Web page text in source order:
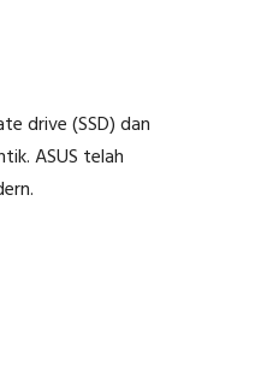
drive (SSD) dan
ASUS telah